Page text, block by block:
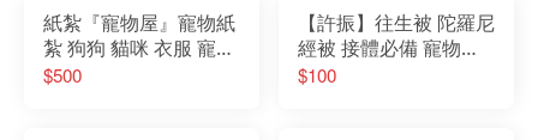
紙紮『寵物屋』寵物紙
紮 狗狗 貓咪 衣服 寵物
往生 先人 陪伴 祭祖 清
$500
【許振】往生被 陀羅尼
經被 接體必備 寵物可
用 殯葬百貨 殯葬用品
$100